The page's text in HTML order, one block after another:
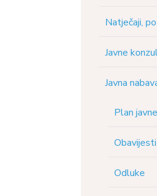
Natječaji,
Javne
Javna
Plan
Odluke